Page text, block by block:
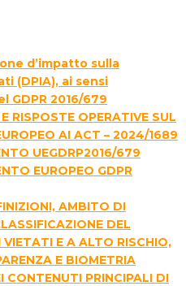
d’impatto sulla
(DPIA), ai sensi
GDPR 2016/679
RISPOSTE OPERATIVE SUL
AI ACT – 2024/1689
UEGDRP2016/679
EUROPEO GDPR
AMBITO DI
DEL
VIETATI E A ALTO RISCHIO,
E BIOMETRIA
CONTENUTI PRINCIPALI DI